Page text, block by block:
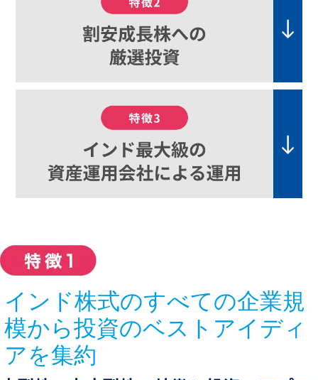
インド株式のすべての企業規
模から投資のベストアイディ
アを集約